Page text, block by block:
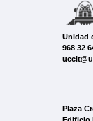
Unidad
968 32
Plaza